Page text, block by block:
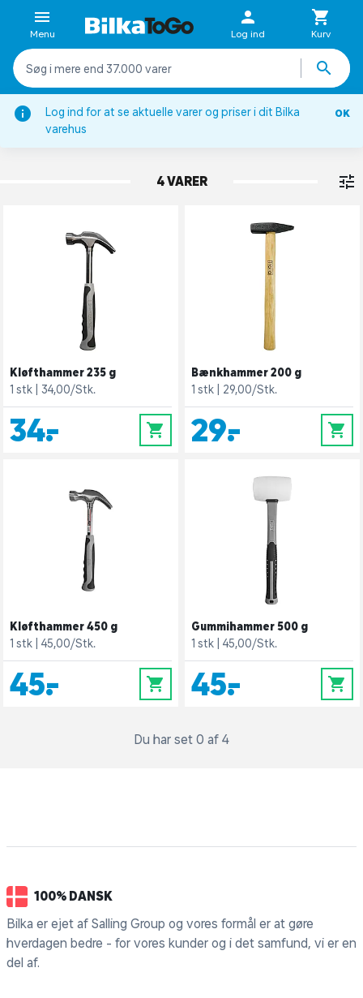
Log ind for at se aktuelle varer og priser i dit Bilka
varehus
OK
Menu Log ind Kurv
Håndværktøj
HAMRE
4 VARER
Kløfthammer 235 g
1 stk
34,00/Stk.
34,- 0
Bænkhammer 200 g
1 stk
29,00/Stk.
29,- 0
Kløfthammer 450 g
1 stk
45,00/Stk.
45,- 0
Gummihammer 500 g
1 stk
45,00/Stk.
45,- 0
Du har set 0 af 4
100% DANSK
Bilka er ejet af Salling Group og vores formål er at gøre
hverdagen bedre - for vores kunder og i det samfund, vi er en
del af.